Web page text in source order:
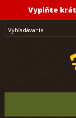
Vyplňte